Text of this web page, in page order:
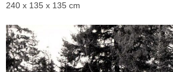
240 x 135 x 135 cm